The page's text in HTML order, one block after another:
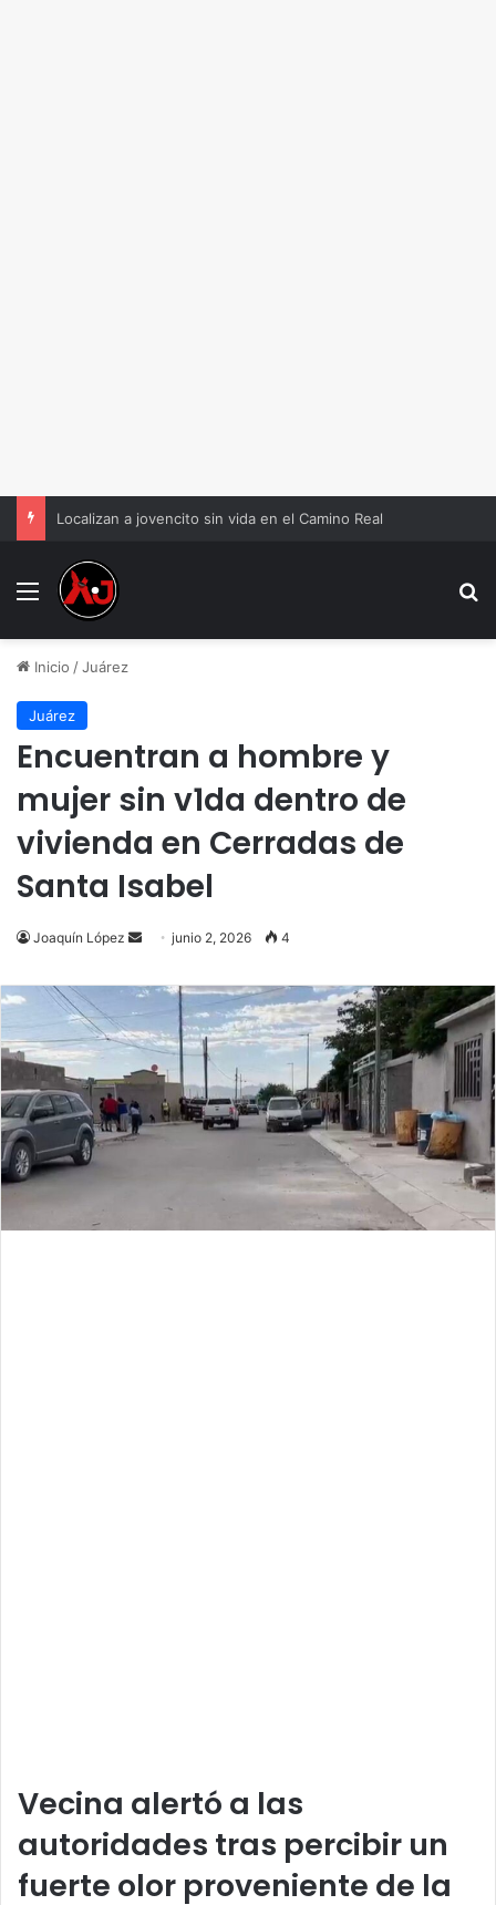
Localizan a jovencito sin vida en el Camino Real
Menu
Inicio /Juárez
Juárez
Encuentran a hombre y
mujer sin v1da dentro de
vivienda en Cerradas de
Santa Isabel
Joaquín López
Send
email
junio 2, 2026 4
Vecina alertó a las
autoridades tras percibir un
fuerte olor proveniente de la